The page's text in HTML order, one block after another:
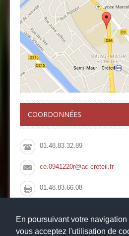
En poursuivant votre navigation
vous acceptez l'utilisation de
COORDONNÉES
01.48.83.32.89
ce.0941220r@ac-creteil.fr
01.48.83.66.08
Collège François Rabelais, 10
94100 Saint Maur des Fossés